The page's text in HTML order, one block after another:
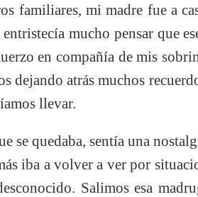
familiares, mi madre fue a
mucho pensar que
en compañía de mis
dejando atrás muchos
llevar.
se quedaba, sentía una
iba a volver a ver por
Salimos esa